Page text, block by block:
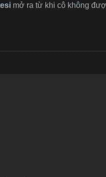
mở ra từ khi cô không